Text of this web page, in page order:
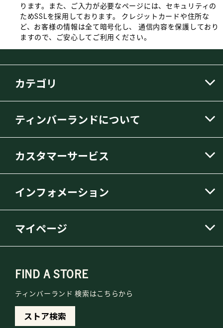
ります。また、ご入力が必要なページには、セキュリティの
ためSSLを採用しております。 クレジットカードや住所な
ど、お客様の情報は全て暗号化し、 通信内容を保護しており
ますので、ご安心してご利用ください。
カテゴリ
ティンバーランドについて
カスタマーサービス
インフォメーション
マイページ
FIND A STORE
ティンバーランド 検索はこちらから
ストア検索